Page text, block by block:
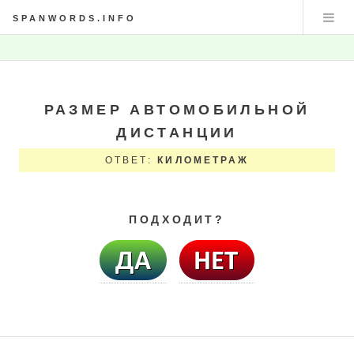
SPANWORDS.INFO
РАЗМЕР АВТОМОБИЛЬНОЙ
ДИСТАНЦИИ
ОТВЕТ: КИЛОМЕТРАЖ
ПОДХОДИТ?